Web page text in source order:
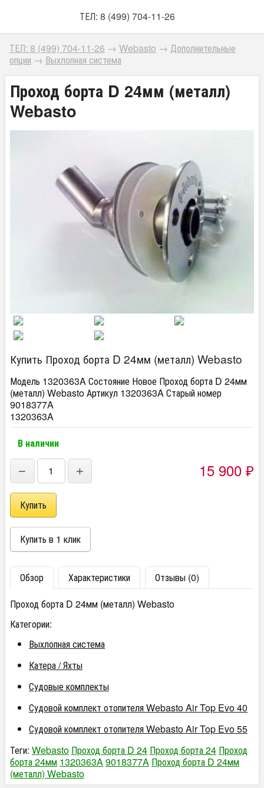
ТЕЛ: 8 (499) 704-11-26
ТЕЛ: 8 (499) 704-11-26 → Webasto → Дополнительные
опции → Выхлопная система
Проход борта D 24мм (металл)
Webasto
Купить Проход борта D 24мм (металл) Webasto
Модель 1320363A Состояние Новое Проход борта D 24мм
(металл) Webasto Артикул 1320363A Старый номер
9018377A
1320363A
В наличии
− + 15 900 ₽
Обзор Характеристики
Отзывы (0)
Проход борта D 24мм (металл) Webasto
Категории:
Выхлопная система
Катера / Яхты
Судовые комплекты
Судовой комплект отопителя Webasto Air Top Evo 40
Судовой комплект отопителя Webasto Air Top Evo 55
Теги: Webasto Проход борта D 24 Проход борта 24 Проход
борта 24мм 1320363A9018377A Проход борта D 24мм
(металл) Webasto